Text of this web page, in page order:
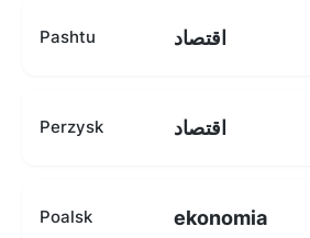
Pashtu اقتصاد
Perzysk اقتصاد
Poalsk ekonomia